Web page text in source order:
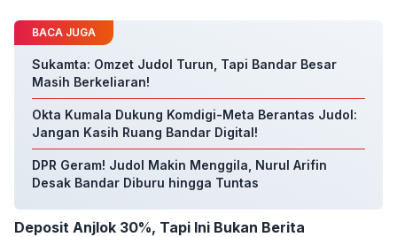
BACA JUGA
Sukamta: Omzet Judol Turun, Tapi Bandar Besar
Masih Berkeliaran!
Okta Kumala Dukung Komdigi-Meta Berantas Judol:
Jangan Kasih Ruang Bandar Digital!
DPR Geram! Judol Makin Menggila, Nurul Arifin
Desak Bandar Diburu hingga Tuntas
Deposit Anjlok 30%, Tapi Ini Bukan Berita